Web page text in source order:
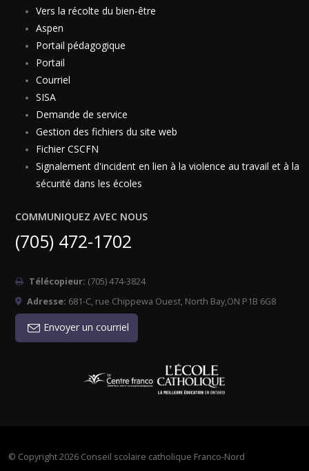
Vers la récolte du bien-être
Aspen
Portail pédagogique
Portail
Courriel
SISA
Demande de service
Gestion des fichiers du site web
Fichier CSCFN
Signalement d'incident en lien à la violence au travail et à la
sécurité dans les écoles
COMMUNIQUEZ AVEC NOUS
(705) 472-1702
Télécopieur: (705) 474-3824
Adresse: 681-C, rue Chippewa Ouest, North Bay,ON P1B 6G8
Envoyer un courriel
© Copyright 2026 Conseil scolaire catholique Franco-Nord